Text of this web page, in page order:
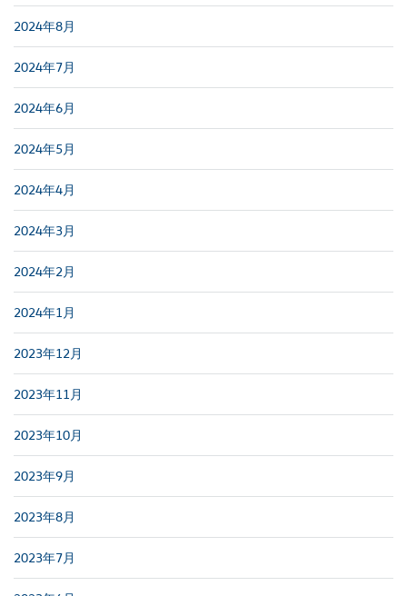
2024年8月
2024年7月
2024年6月
2024年5月
2024年4月
2024年3月
2024年2月
2024年1月
2023年12月
2023年11月
2023年10月
2023年9月
2023年8月
2023年7月